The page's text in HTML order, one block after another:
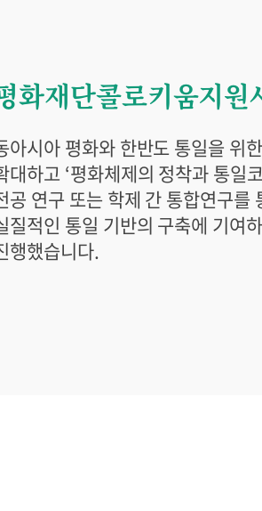
화재단콜로키움지원
아시아 평화와 한반도 통일을 위
대하고 ‘평화체제의 정착과 통일
공 연구 또는 학제 간 통합연구
질적인 통일 기반의 구축에 기
행했습니다.